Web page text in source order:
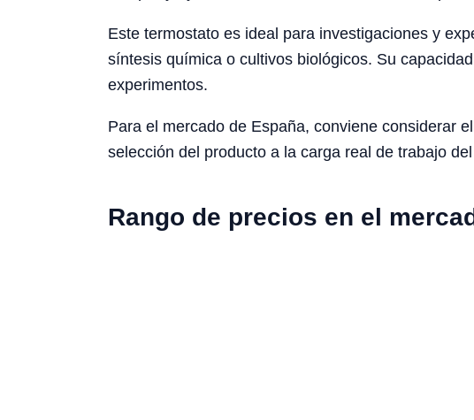
Este termostato es ideal para investigaciones y
síntesis química o cultivos biológicos. Su
experimentos.
Para el mercado de España, conviene considerar
selección del producto a la carga real de trabajo
Rango de precios en el